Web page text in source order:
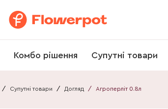
Комбо рішення Супутні товари
/ Супутні товари / Догляд / Агроперліт 0.8л